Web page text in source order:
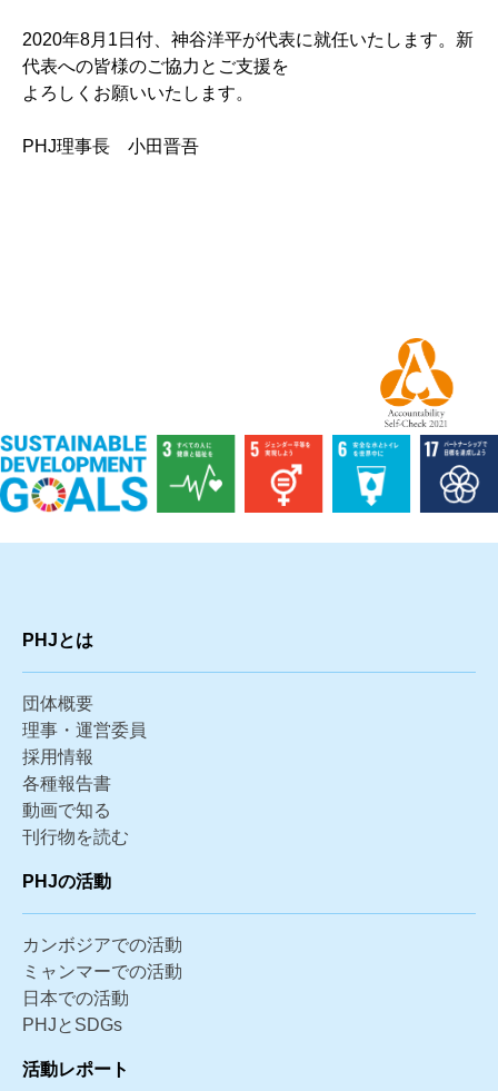
2020年8月1日付、神谷洋平が代表に就任いたします。新
代表への皆様のご協力とご支援を
よろしくお願いいたします。
PHJ理事長 小田晋吾
PHJとは
団体概要
理事・運営委員
採用情報
各種報告書
動画で知る
刊行物を読む
PHJの活動
カンボジアでの活動
ミャンマーでの活動
日本での活動
PHJとSDGs
活動レポート